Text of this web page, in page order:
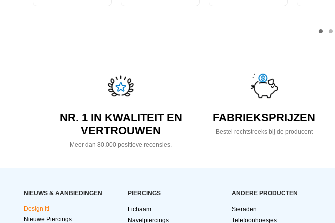
NR. 1 IN KWALITEIT EN
VERTROUWEN
Meer dan 80.000 positieve recensies.
FABRIEKSPRIJZEN
Bestel rechtstreeks bij de producent
NIEUWS & AANBIEDINGEN
Design It!
Nieuwe Piercings
PIERCINGS
Lichaam
Navelpiercings
ANDERE PRODUCTEN
Sieraden
Telefoonhoesjes